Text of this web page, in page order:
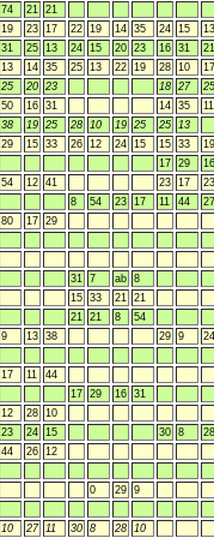
74 21
21
19 23 17 22 19 14 35 24 15
13
31 25 13 24 15 20 23 16 31
21
13 14 35 25 13 22 19 28 10
17
25 20 23 18 27
25
50 16 31 14 35
11
38 19 25 28 10 19 25 25
13
29 15 33 26 12 24 15 15 33
19
17 29
16
54 12 41 23 17
23
8 54 23 17 11 44
27
80 17 29
31 7 ab 8
15 33 21
21
21 21 8
54
9 13 38 29 9
24
17 11
44
17 29 16 31
12 28 10
23 24 15 30 8
28
44 26 12
0 29 9
10 27 11 30 8 28
10